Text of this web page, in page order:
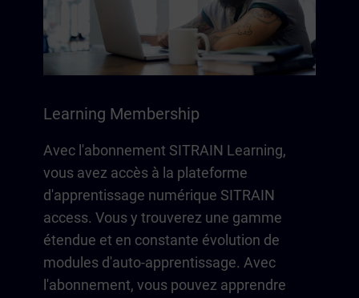
Learning Membership
Avec l'abonnement SITRAIN Learning,
vous avez accès à la plateforme
d'apprentissage numérique SITRAIN
access. Vous y trouverez une gamme
étendue et en constante évolution de
modules d'auto-apprentissage. Avec
l'abonnement, vous pouvez apprendre